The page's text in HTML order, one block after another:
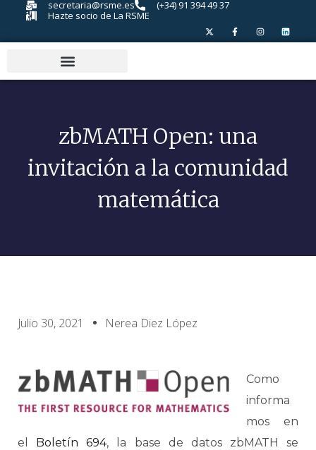
secretaria@rsme.es
(+34) 91 394 49 37
Hazte socio de La RSME
zbMATH Open: una
invitación a la comunidad
matemática
Julio 30, 2021 Nerea Diez López
Como
informa
mos en
el Boletín 694, la base de datos zbMATH se